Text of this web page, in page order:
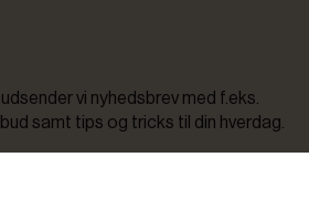
vi nyhedsbrev med f.eks.
samt tips og tricks til din hverdag.